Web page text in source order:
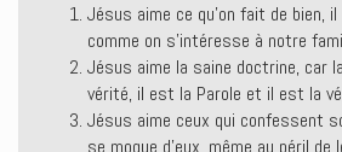
Jésus aime ce qu’on fait de bien,
comme on s’intéresse à notre
Jésus aime la saine doctrine, car
vérité, il est la Parole et il est la
Jésus aime ceux qui confessent
se moque d’eux, même au péril de